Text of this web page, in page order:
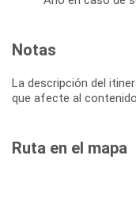
Notas
La descripción del
que afecte al
Ruta en el mapa